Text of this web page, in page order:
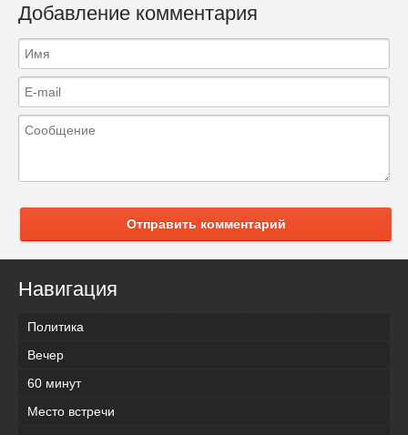
Добавление комментария
Отправить комментарий
Навигация
Политика
Вечер
60 минут
Место встречи